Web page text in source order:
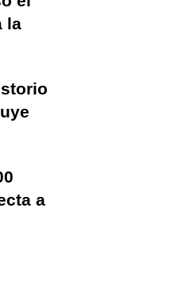
la
a